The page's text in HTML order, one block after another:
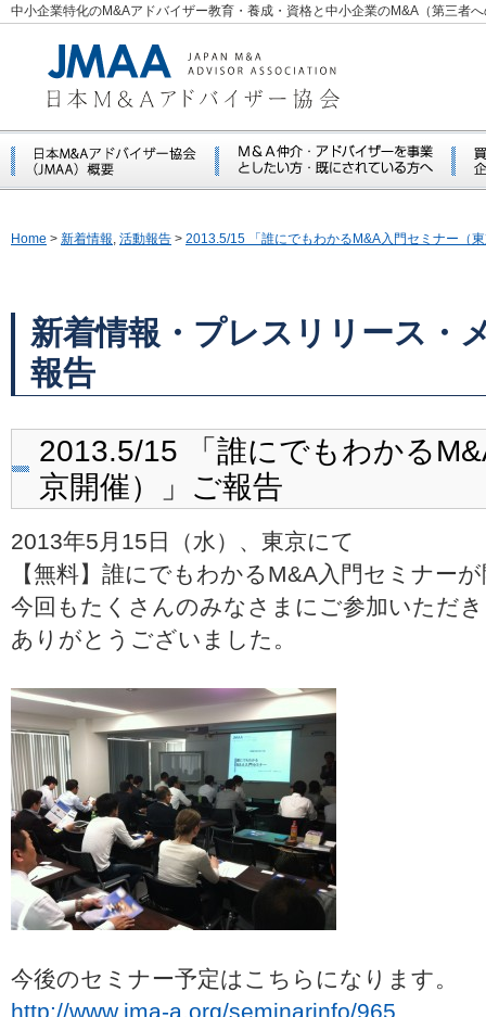
中小企業特化のM&Aアドバイザー教育・養成・資格と中小企業のM&A（第三者
Home > 新着情報, 活動報告 > 2013.5/15 「誰にでもわかるM&A入門セミナー（
新着情報・プレスリリース・
報告
2013.5/15 「誰にでもわかる
京開催）」ご報告
2013年5月15日（水）、東京にて
【無料】誰にでもわかるM&A入門セミナー
今回もたくさんのみなさまにご参加いただき
ありがとうございました。
今後のセミナー予定はこちらになります。
http://www.jma-a.org/seminarinfo/965